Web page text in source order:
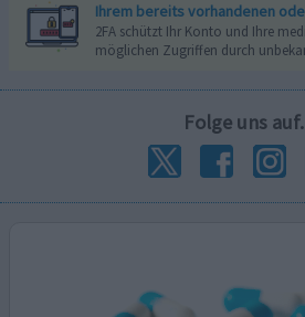
Ihrem bereits vorhandenen
2FA schützt Ihr Konto und Ihre
möglichen Zugriffen durch
Folge uns